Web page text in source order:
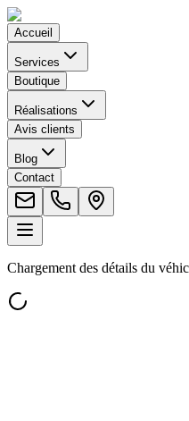
Accueil
Services
Boutique
Réalisations
Avis clients
Blog
Contact
Chargement des détails du